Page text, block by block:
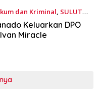
dan Kriminal, SULUT
Keluarkan DPO
Miracle